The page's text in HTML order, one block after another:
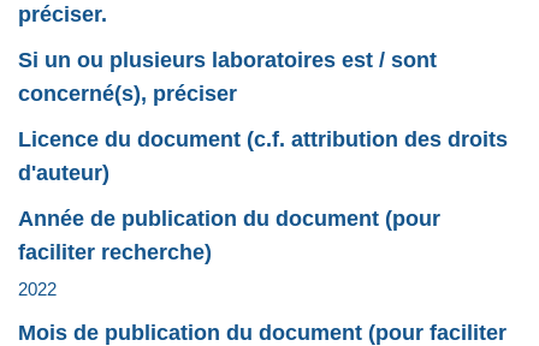
préciser.
Si un ou plusieurs laboratoires est / sont
concerné(s), préciser
Licence du document (c.f. attribution des droits
d'auteur)
Année de publication du document (pour
faciliter recherche)
2022
Mois de publication du document (pour faciliter